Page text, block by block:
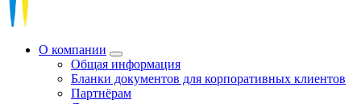
О компании
Общая информация
Бланки документов для корпоративных клиентов
Партнёрам